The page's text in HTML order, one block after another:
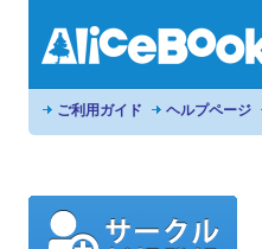
ご利用ガイド ヘルプページ